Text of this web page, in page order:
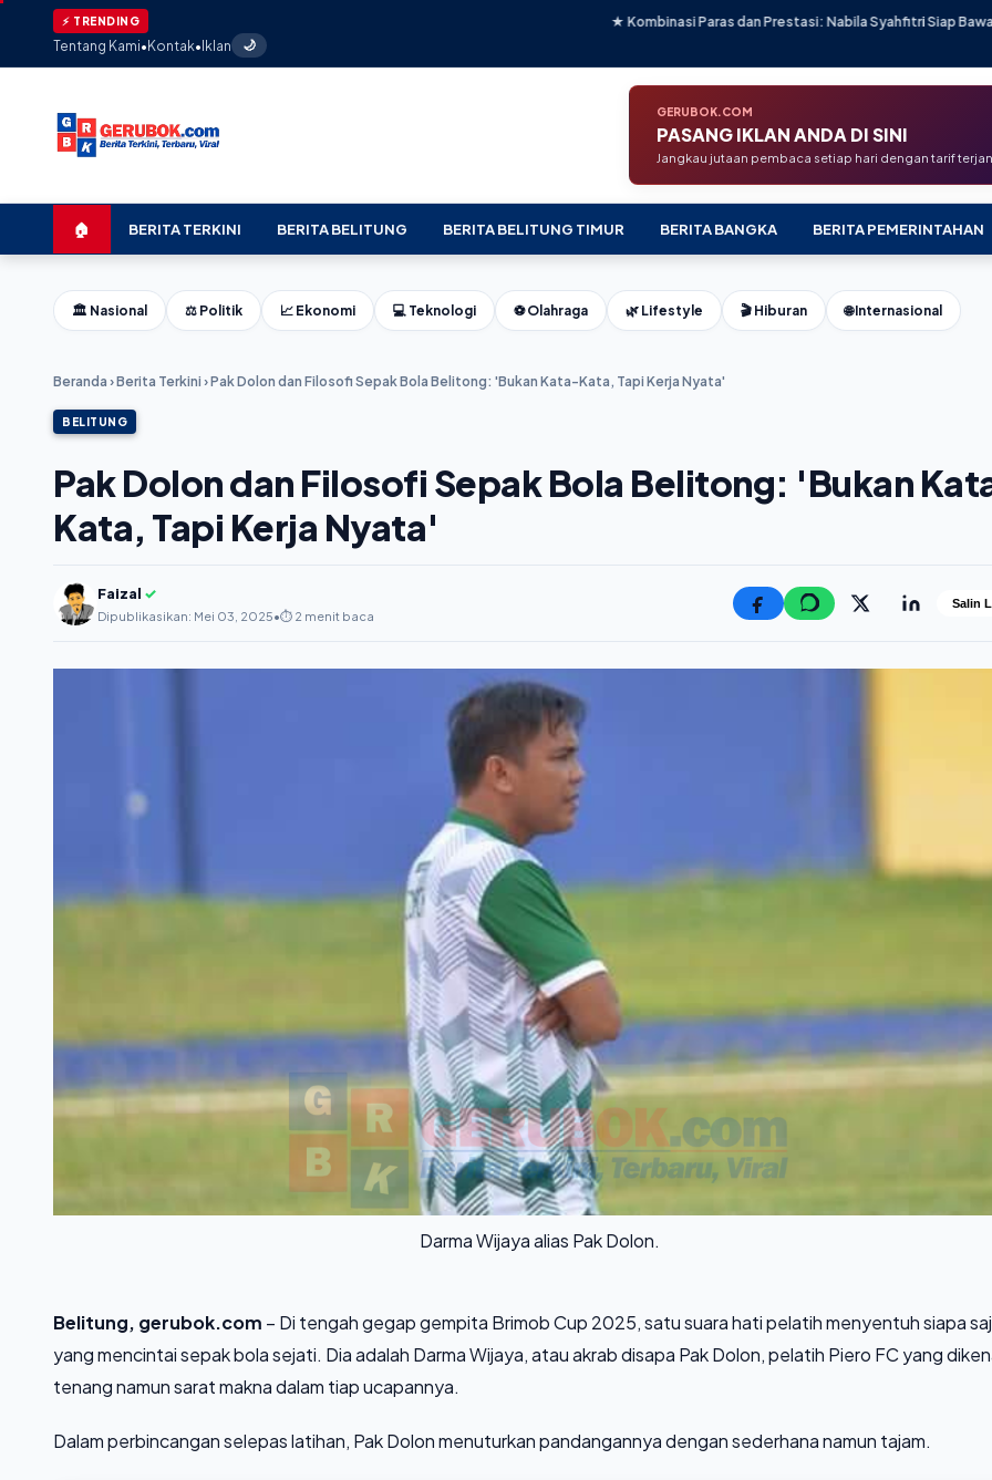
⚡ TRENDING
★ Kombinasi Paras dan Prestasi: Nabila Syahfitri Siap Bawa Tim Sparta
Tentang Kami•Kontak•Iklan 🌙
GERUBOK.COM
PASANG IKLAN ANDA DI SINI
Jangkau jutaan pembaca setiap hari dengan tarif
🏠 BERITA TERKINI BERITA BELITUNG BERITA BELITUNG TIMUR BERITA BANGKA BERITA PEMERINTAHAN
🏛️ Nasional ⚖️ Politik 📈 Ekonomi 💻 Teknologi ⚽ Olahraga 🌿 Lifestyle 🎬 Hiburan 🌐 Internasional
Beranda ›Berita Terkini ›Pak Dolon dan Filosofi Sepak Bola Belitong: 'Bukan Kata-Kata, Tapi Kerja Nyata'
BELITUNG
Pak Dolon dan Filosofi Sepak Bola Belitong: 'Bukan
Kata, Tapi Kerja Nyata'
Faizal ✓
Dipublikasikan: Mei 03, 2025•⏱️ 2 menit baca
Salin
Darma Wijaya alias Pak Dolon.
Belitung, gerubok.com – Di tengah gegap gempita Brimob Cup 2025, satu suara hati pelatih menyentuh siapa
yang mencintai sepak bola sejati. Dia adalah Darma Wijaya, atau akrab disapa Pak Dolon, pelatih Piero FC yang
tenang namun sarat makna dalam tiap ucapannya.
Dalam perbincangan selepas latihan, Pak Dolon menuturkan pandangannya dengan sederhana namun tajam.